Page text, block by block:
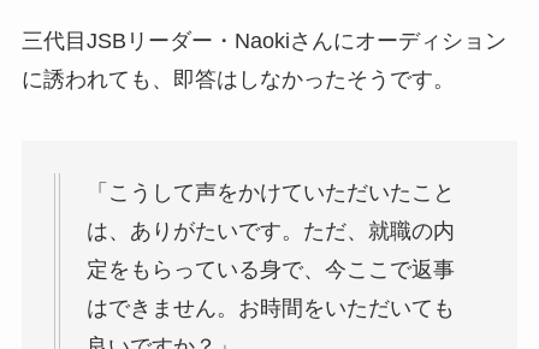
三代目JSBリーダー・Naokiさんにオーディション
に誘われても、即答はしなかったそうです。
「こうして声をかけていただいたこと
は、ありがたいです。ただ、就職の内
定をもらっている身で、今ここで返事
はできません。お時間をいただいても